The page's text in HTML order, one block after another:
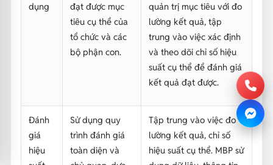
dụng
đạt được mục
tiêu cụ thể của
tổ chức và các
bộ phận con.
quản trị mục tiêu với đo
lường kết quả, tập
trung vào việc xác định
và theo dõi chỉ số hiệu
suất cụ thể để đánh giá
kết quả đạt được.
Đánh
giá
hiệu
Sử dụng quy
trình đánh giá
toàn diện và
Tập trung vào việc đo
lường kết quả, chỉ số
hiệu suất cụ thể. MBP sử